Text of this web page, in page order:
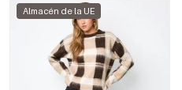
Almacén de la UE